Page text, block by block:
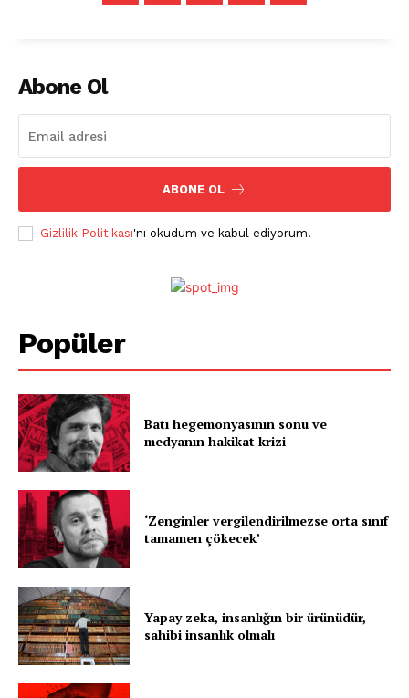
Abone Ol
ABONE OL
Gizlilik Politikası'nı okudum ve kabul ediyorum.
Popüler
Batı hegemonyasının sonu ve
medyanın hakikat krizi
‘Zenginler vergilendirilmezse orta sınıf
tamamen çökecek’
Yapay zeka, insanlığın bir ürünüdür,
sahibi insanlık olmalı